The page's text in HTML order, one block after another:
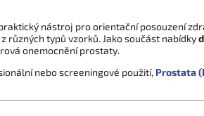
nástroj pro orientační posouzení
různých typů vzorků. Jako součást nabídky
onemocnění prostaty.
nebo screeningové použití, Prostata